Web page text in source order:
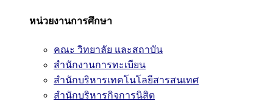
หน่วยงานการศึกษา
คณะ วิทยาลัย และสถาบัน
สำนักงานการทะเบียน
สำนักบริหารเทคโนโลยีสารสนเทศ
สำนักบริหารกิจการนิสิต